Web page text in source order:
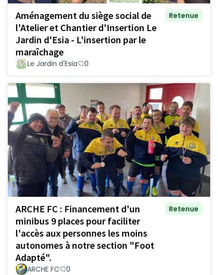
Aménagement du siège social de
l'Atelier et Chantier d'Insertion Le
Jardin d'Esia - L'insertion par le
maraîchage
Retenue
Le Jardin d'Esia 0
ARCHE FC : Financement d'un
minibus 9 places pour faciliter
l'accès aux personnes les moins
autonomes à notre section "Foot
Adapté".
Retenue
ARCHE FC 0